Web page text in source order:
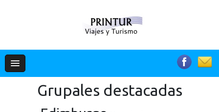
Grupales destacadas